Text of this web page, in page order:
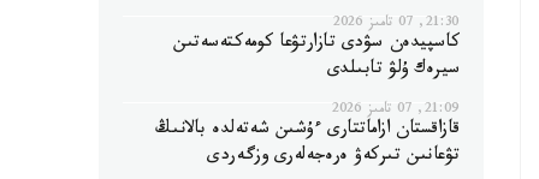
21:30, 07 تامىز 2026
كاسپيدەن سۋدى تازارتۋعا كومەكتەسەتىن
سيرەك ۇلۋ تابىلدى
21:09, 07 تامىز 2026
قازاقستان ازاماتتارى ءۇشىن شەتەلدە بالانىڭ
تۋعانىن تىركەۋ ەرەجەلەرى وزگەردى